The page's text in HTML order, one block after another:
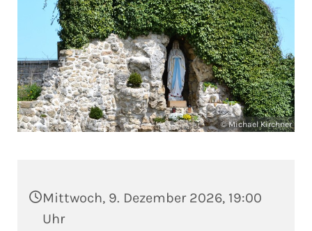
© Michael Kirchner
Mittwoch, 9. Dezember 2026, 19:00
Uhr